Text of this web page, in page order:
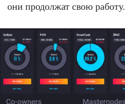
они продолжат свою работу.